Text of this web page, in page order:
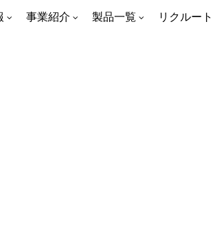
事業紹介 製品一覧 リクルート